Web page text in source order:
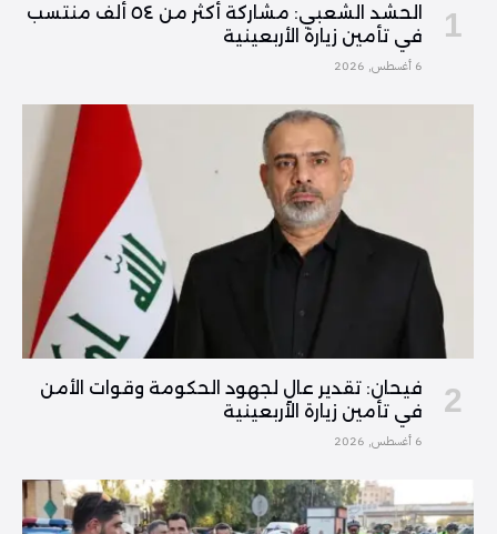
الحشد الشعبي: مشاركة أكثر من ٥٤ ألف منتسب
في تأمين زيارة الأربعينية
6 أغسطس, 2026
فیحان: تقدير عالٍ لجهود الحكومة وقوات الأمن
في تأمين زيارة الأربعينية
6 أغسطس, 2026